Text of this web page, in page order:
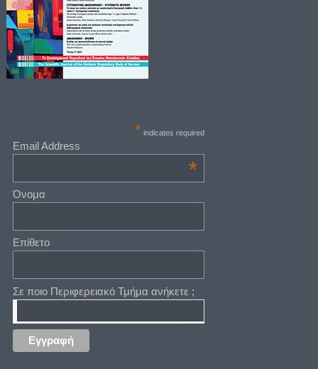
* indicates required
Email Address
*
Όνομα
Επίθετο
Σε ποιο Περιφερειακό Τμήμα ανήκετε ;